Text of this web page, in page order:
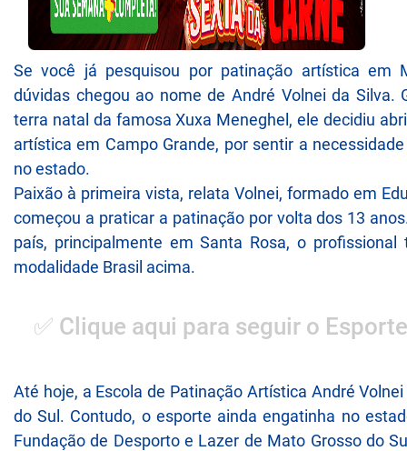
Se você já pesquisou por patinação artística em
dúvidas chegou ao nome de André Volnei da Silva.
terra natal da famosa Xuxa Meneghel, ele decidiu
artística em Campo Grande, por sentir a
no estado.
Paixão à primeira vista, relata Volnei, formado em
começou a praticar a patinação por volta dos 13
país, principalmente em Santa Rosa, o
modalidade Brasil acima.
✅ Clique aqui para seguir o
Até hoje, a Escola de Patinação Artística André
do Sul. Contudo, o esporte ainda engatinha no
Fundação de Desporto e Lazer de Mato Grosso do